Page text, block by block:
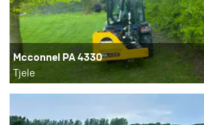
Mcconnel PA 4330
Tjele